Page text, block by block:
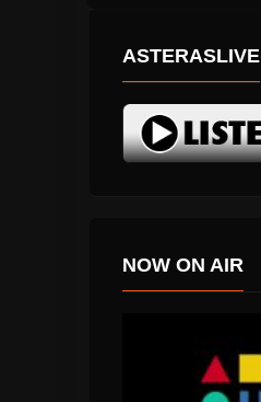
ASTERASLIVE
NOW ON AIR